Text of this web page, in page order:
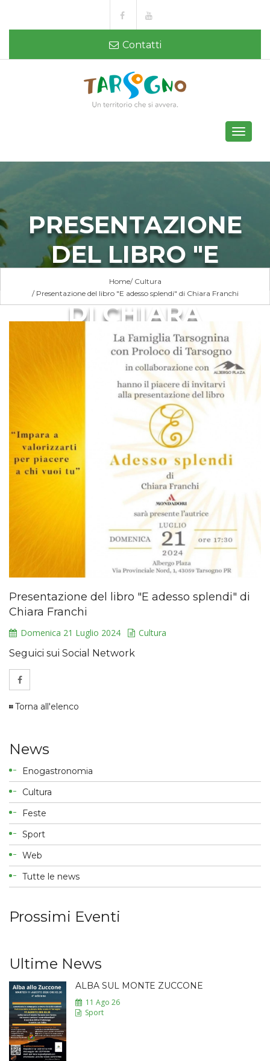
Contatti
Toggle
PRESENTAZIONE
DEL LIBRO "E
ADESSO SPLENDI"
DI CHIARA
FRANCHI
Home Cultura
Presentazione del libro "E adesso splendi" di Chiara Franchi
Presentazione del libro "E adesso splendi" di
Chiara Franchi
Domenica 21 Luglio 2024
Cultura
Seguici sui Social Network
Torna all'elenco
News
Enogastronomia
Cultura
Feste
Sport
Web
Tutte le news
Prossimi Eventi
Ultime News
ALBA SUL MONTE ZUCCONE
11 Ago 26
Sport